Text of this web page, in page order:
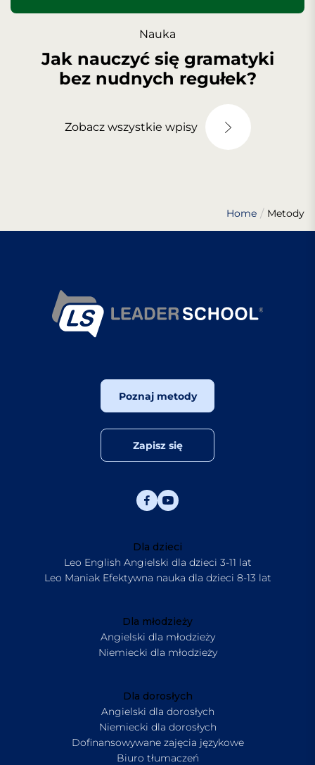
Nauka
Jak nauczyć się gramatyki
bez nudnych regułek?
Zobacz wszystkie wpisy
Home Metody
Poznaj metody
Zapisz się
Dla dzieci
Leo English Angielski dla dzieci 3-11 lat
Leo Maniak Efektywna nauka dla dzieci 8-13 lat
Dla młodzieży
Angielski dla młodzieży
Niemiecki dla młodzieży
Dla dorosłych
Angielski dla dorosłych
Niemiecki dla dorosłych
Dofinansowywane zajęcia językowe
Biuro tłumaczeń